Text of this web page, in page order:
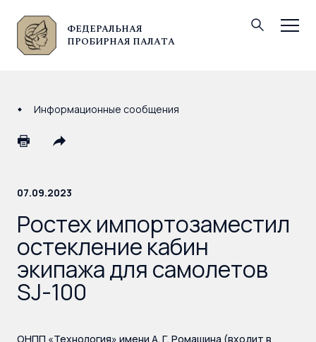
ФЕДЕРАЛЬНАЯ
ПРОБИРНАЯ ПАЛАТА
© Федеральная пробирная палата, 2026
Информационные сообщения
07.09.2023
Ростех импортозаместил
остекление кабин
экипажа для самолетов
SJ-100
ОНПП «Технология» имени А. Г. Ромашина (входит в